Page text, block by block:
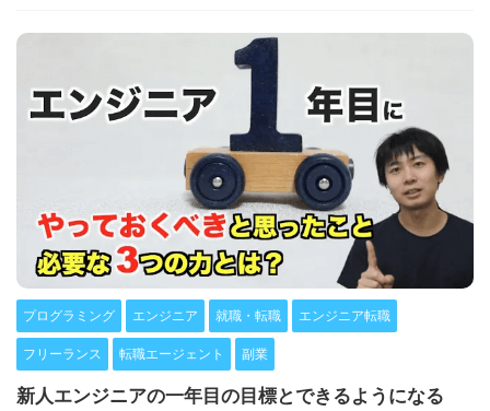
プログラミング エンジニア 就職・転職 エンジニア転職
フリーランス 転職エージェント 副業
新人エンジニアの一年目の目標とできるようになる